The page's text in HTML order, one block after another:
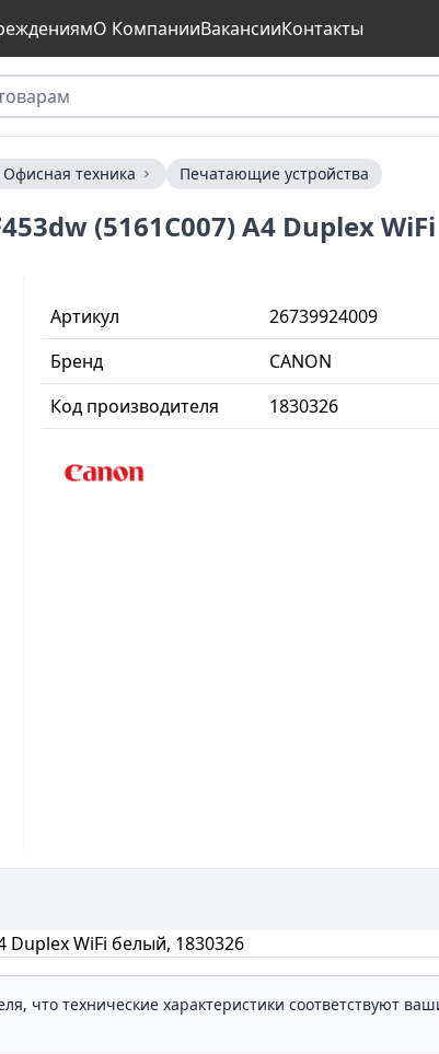
О КомпанииВакансииКонтакты
техника Печатающие устройства
(5161C007) A4 Duplex
Артикул
26739924009
Бренд
CANON
Код производителя
1830326
Duplex WiFi белый, 1830326
что технические характеристики соответствуют